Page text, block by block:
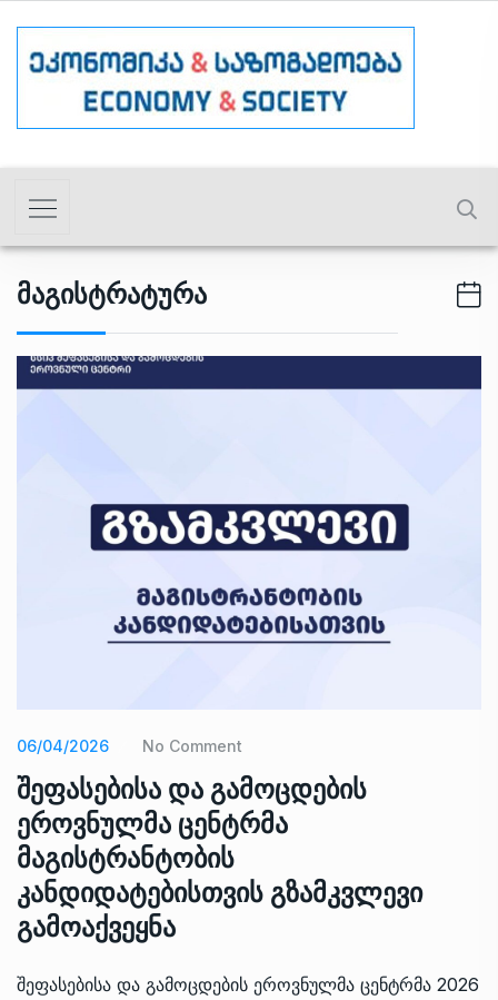
Მაგისტრატურა
06/04/2026 No Comment
შეფასებისა და გამოცდების
ეროვნულმა ცენტრმა
მაგისტრანტობის
კანდიდატებისთვის გზამკვლევი
გამოაქვეყნა
შეფასებისა და გამოცდების ეროვნულმა ცენტრმა 2026